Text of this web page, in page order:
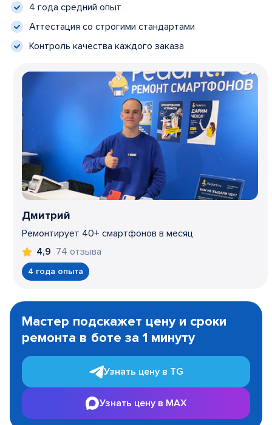
4 года средний опыт
Аттестация со строгими стандартами
Контроль качества каждого заказа
Дмитрий
Ремонтирует 40+ смартфонов в месяц
4,9 74 отзыва
4 года опыта
1
Мастер подскажет цену и сроки
ремонта в боте за 1 минуту
Узнать цену в TG
Узнать цену в MAX